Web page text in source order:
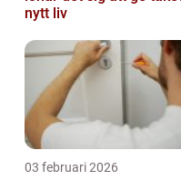
nytt liv
03 februari 2026